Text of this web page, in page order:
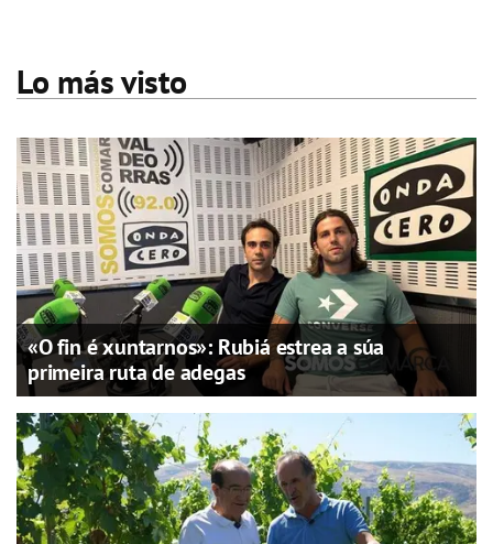
Lo más visto
«O fin é xuntarnos»: Rubiá estrea a súa
primeira ruta de adegas